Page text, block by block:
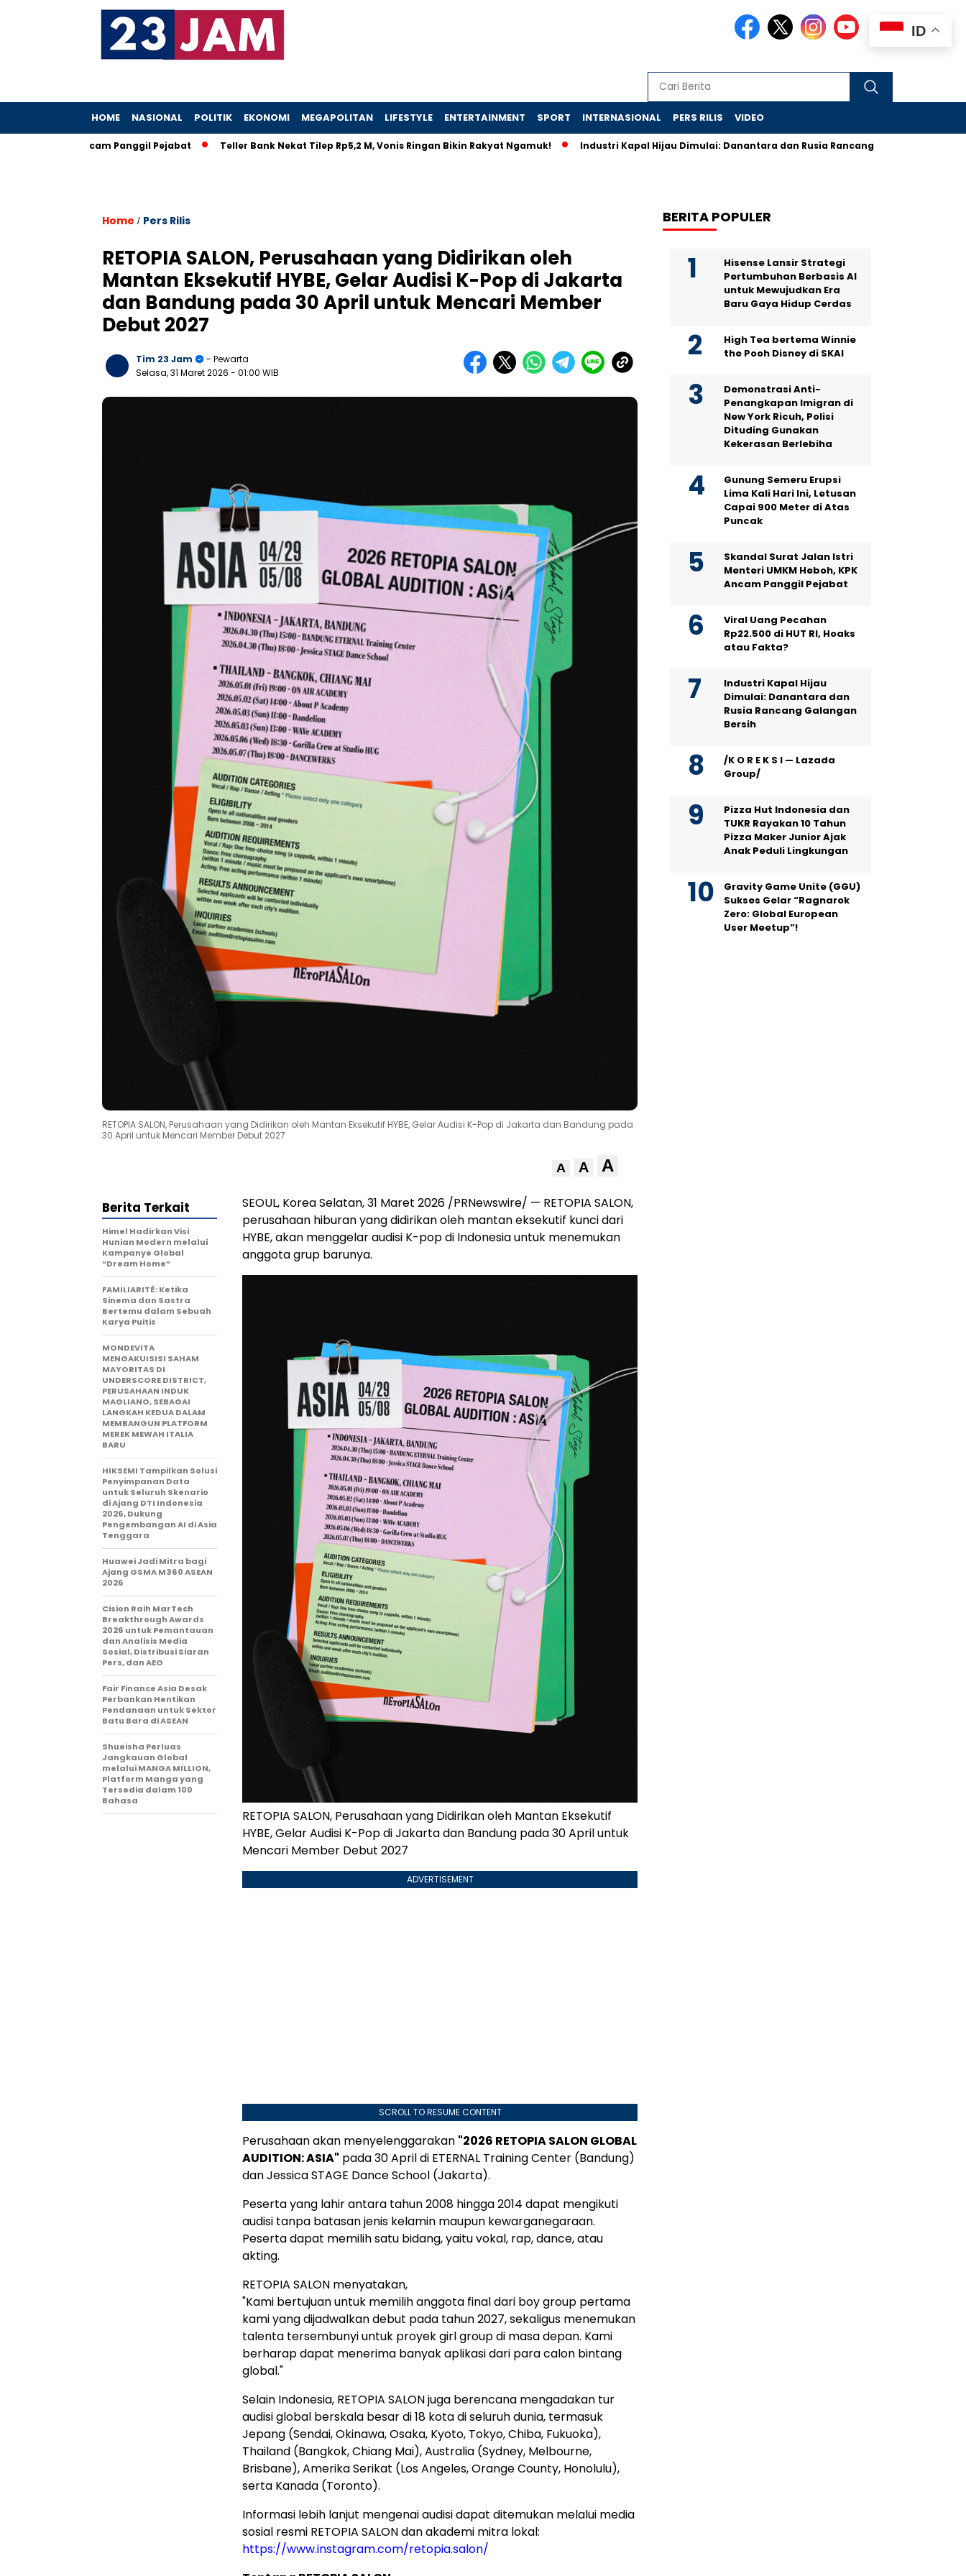
HOME NASIONAL POLITIK EKONOMI MEGAPOLITAN LIFESTYLE ENTERTAINMENT SPORT INTERNASIONAL PERS RILIS VIDEO
KPK Ancam Panggil Pejabat Teller Bank Nekat Tilep Rp5,2 M, Vonis Ringan Bikin Rakyat Ngamuk! Industri Kapal Hijau Dimulai: Danantara dan Rusia Rancang Galangan Bersih
Home / Pers Rilis
RETOPIA SALON, Perusahaan yang Didirikan oleh
Mantan Eksekutif HYBE, Gelar Audisi K-Pop di Jakarta
dan Bandung pada 30 April untuk Mencari Member
Debut 2027
Tim 23 Jam
- Pewarta
Selasa, 31 Maret 2026 - 01:00 WIB
RETOPIA SALON, Perusahaan yang Didirikan oleh Mantan Eksekutif HYBE, Gelar Audisi K-Pop di Jakarta dan Bandung pada
30 April untuk Mencari Member Debut 2027
A A A
SEOUL, Korea Selatan,31 Maret 2026 /PRNewswire/ — RETOPIA SALON,
perusahaan hiburan yang didirikan oleh mantan eksekutif kunci dari
HYBE, akan menggelar audisi K-pop di Indonesia untuk menemukan
anggota grup barunya.
RETOPIA SALON, Perusahaan yang Didirikan oleh Mantan Eksekutif
HYBE, Gelar Audisi K-Pop di Jakarta dan Bandung pada 30 April untuk
Mencari Member Debut 2027
ADVERTISEMENT
SCROLL TO RESUME CONTENT
Perusahaan akan menyelenggarakan "2026 RETOPIA SALON GLOBAL
AUDITION: ASIA" pada 30 April di ETERNAL Training Center (Bandung)
dan Jessica STAGE Dance School (Jakarta).
Peserta yang lahir antara tahun 2008 hingga 2014 dapat mengikuti
audisi tanpa batasan jenis kelamin maupun kewarganegaraan.
Peserta dapat memilih satu bidang, yaitu vokal, rap, dance, atau
akting.
RETOPIA SALON menyatakan,
"Kami bertujuan untuk memilih anggota final dari boy group pertama
kami yang dijadwalkan debut pada tahun 2027, sekaligus menemukan
talenta tersembunyi untuk proyek girl group di masa depan. Kami
berharap dapat menerima banyak aplikasi dari para calon bintang
global."
Selain Indonesia, RETOPIA SALON juga berencana mengadakan tur
audisi global berskala besar di 18 kota di seluruh dunia, termasuk
Jepang (Sendai, Okinawa, Osaka, Kyoto, Tokyo, Chiba, Fukuoka),
Thailand (Bangkok, Chiang Mai), Australia (Sydney, Melbourne,
Brisbane), Amerika Serikat (Los Angeles, Orange County, Honolulu),
serta Kanada (Toronto).
Informasi lebih lanjut mengenai audisi dapat ditemukan melalui media
sosial resmi RETOPIA SALON dan akademi mitra lokal:
https://www.instagram.com/retopia.salon/
Berita Terkait
Himel Hadirkan Visi
Hunian Modern melalui
Kampanye Global
“Dream Home”
FAMILIARITÉ: Ketika
Sinema dan Sastra
Bertemu dalam Sebuah
Karya Puitis
MONDEVITA
MENGAKUISISI SAHAM
MAYORITAS DI
UNDERSCORE DISTRICT,
PERUSAHAAN INDUK
MAGLIANO, SEBAGAI
LANGKAH KEDUA DALAM
MEMBANGUN PLATFORM
MEREK MEWAH ITALIA
BARU
HIKSEMI Tampilkan Solusi
Penyimpanan Data
untuk Seluruh Skenario
di Ajang DTI Indonesia
2026, Dukung
Pengembangan AI di Asia
Tenggara
Huawei Jadi Mitra bagi
Ajang GSMA M360 ASEAN
2026
Cision Raih MarTech
Breakthrough Awards
2026 untuk Pemantauan
dan Analisis Media
Sosial, Distribusi Siaran
Pers, dan AEO
Fair Finance Asia Desak
Perbankan Hentikan
Pendanaan untuk Sektor
Batu Bara di ASEAN
Shueisha Perluas
Jangkauan Global
melalui MANGA MILLION,
Platform Manga yang
Tersedia dalam 100
Bahasa
BERITA POPULER
Hisense Lansir Strategi
Pertumbuhan Berbasis AI
untuk Mewujudkan Era
Baru Gaya Hidup Cerdas
High Tea bertema Winnie
the Pooh Disney di SKAI
Demonstrasi Anti-
Penangkapan Imigran di
New York Ricuh, Polisi
Dituding Gunakan
Kekerasan Berlebiha
Gunung Semeru Erupsi
Lima Kali Hari Ini, Letusan
Capai 900 Meter di Atas
Puncak
Skandal Surat Jalan Istri
Menteri UMKM Heboh, KPK
Ancam Panggil Pejabat
Viral Uang Pecahan
Rp22.500 di HUT RI, Hoaks
atau Fakta?
Industri Kapal Hijau
Dimulai: Danantara dan
Rusia Rancang Galangan
Bersih
/K O R E K S I — Lazada
Group/
Pizza Hut Indonesia dan
TUKR Rayakan 10 Tahun
Pizza Maker Junior Ajak
Anak Peduli Lingkungan
Gravity Game Unite (GGU)
Sukses Gelar “Ragnarok
Zero: Global European
User Meetup”!
ID